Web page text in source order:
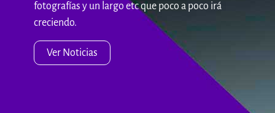
fotografías y un largo etc que poco a poco irá
creciendo.
Ver Noticias